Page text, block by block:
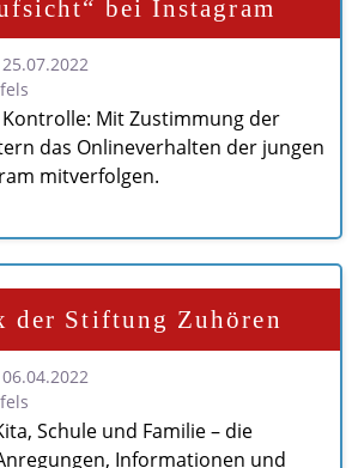
bei Instagram
Mit Zustimmung der
das Onlineverhalten der jungen
mitverfolgen.
der Stiftung Zuhören
Schule und Familie – die
Informationen und